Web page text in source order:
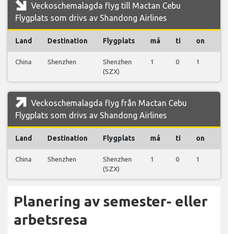
Veckoschemalagda flyg till Mactan Cebu
Flygplats som drivs av Shandong Airlines
Land Destination Flygplats må ti on
China Shenzhen
Shenzhen
(SZX)
1 0 1 0
Veckoschemalagda flyg från Mactan Cebu
Flygplats som drivs av Shandong Airlines
Land Destination Flygplats må ti on
China Shenzhen
Shenzhen
(SZX)
1 0 1 0
Planering av semester- eller
arbetsresa